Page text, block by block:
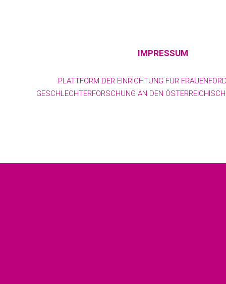
IMPRESSUM
PLATTFORM DER EINRICHTUNG FÜR
GESCHLECHTERFORSCHUNG AN DEN